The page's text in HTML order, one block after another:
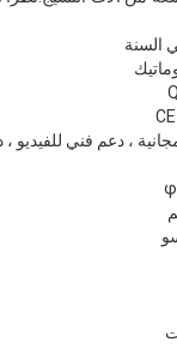
، دعم فني للفيديو ،